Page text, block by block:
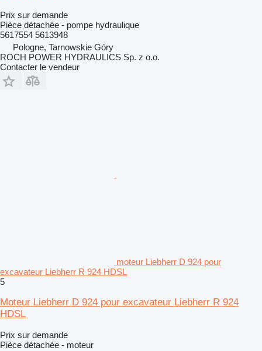
Prix sur demande
Pièce détachée - pompe hydraulique
5617554 5613948
Pologne, Tarnowskie Góry
ROCH POWER HYDRAULICS Sp. z o.o.
Contacter le vendeur
moteur Liebherr D 924 pour
excavateur Liebherr R 924 HDSL
5
Moteur Liebherr D 924 pour excavateur Liebherr R 924
HDSL
Prix sur demande
Pièce détachée - moteur